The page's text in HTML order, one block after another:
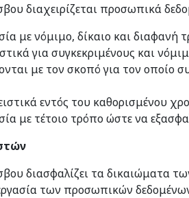
διαχειρίζεται προσωπικά
με νόμιμο, δίκαιο και διαφανή
για συγκεκριμένους και
με τον σκοπό για τον οποίο
εντός του καθορισμένου
με τέτοιο τρόπο ώστε να
διασφαλίζει τα δικαιώματα
των προσωπικών